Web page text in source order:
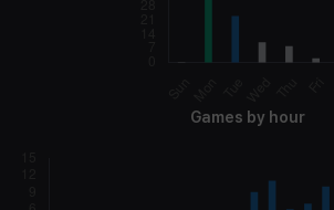
Games by hour